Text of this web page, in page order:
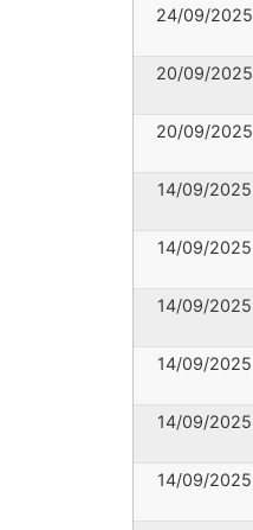
24/09/2025
20/09/2025
20/09/2025
14/09/2025
14/09/2025
14/09/2025
14/09/2025
14/09/2025
14/09/2025